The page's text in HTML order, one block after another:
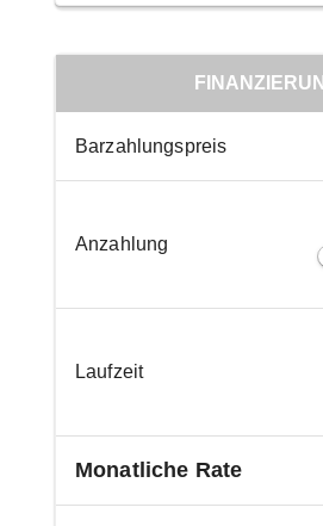
Barzahlungspreis
Anzahlung
Laufzeit
Monatliche Rate